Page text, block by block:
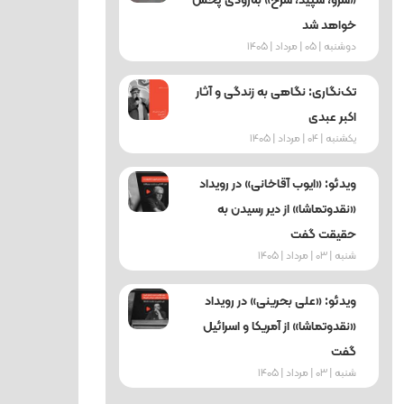
خواهد شد
دوشنبه | 05 | مرداد | 1405
تک‌نگاری: نگاهی به زندگی و آثار
اکبر عبدی
یکشنبه | 04 | مرداد | 1405
ویدئو: «ایوب آقاخانی» در رویداد
«نقدوتماشا» از دیر رسیدن به
حقیقت گفت
شنبه | 03 | مرداد | 1405
ویدئو: «علی بحرینی» در رویداد
«نقدوتماشا» از آمریکا و اسرائیل
گفت
شنبه | 03 | مرداد | 1405